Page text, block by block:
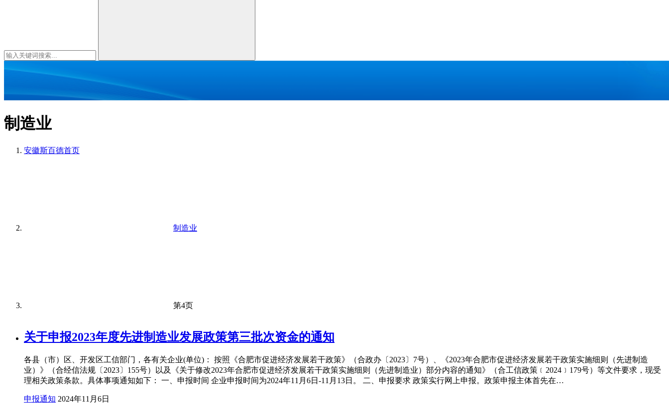
制造业
安徽斯百德首页
制造业
第4页
关于申报2023年度先进制造业发展政策第三批次资金的通知
各县（市）区、开发区工信部门，各有关企业(单位)： 按照《合肥市促进经济发展若干政策》（合政办〔2023〕7号）、《2023年合肥市促进经济发展若干政策实施细则（先进制造
业）》（合经信法规〔2023〕155号）以及《关于修改2023年合肥市促进经济发展若干政策实施细则（先进制造业）部分内容的通知》（合工信政策﹝2024﹞179号）等文件要求，现受
理相关政策条款。具体事项通知如下： 一、申报时间 企业申报时间为2024年11月6日-11月13日。 二、申报要求 政策实行网上申报。政策申报主体首先在…
申报通知 2024年11月6日